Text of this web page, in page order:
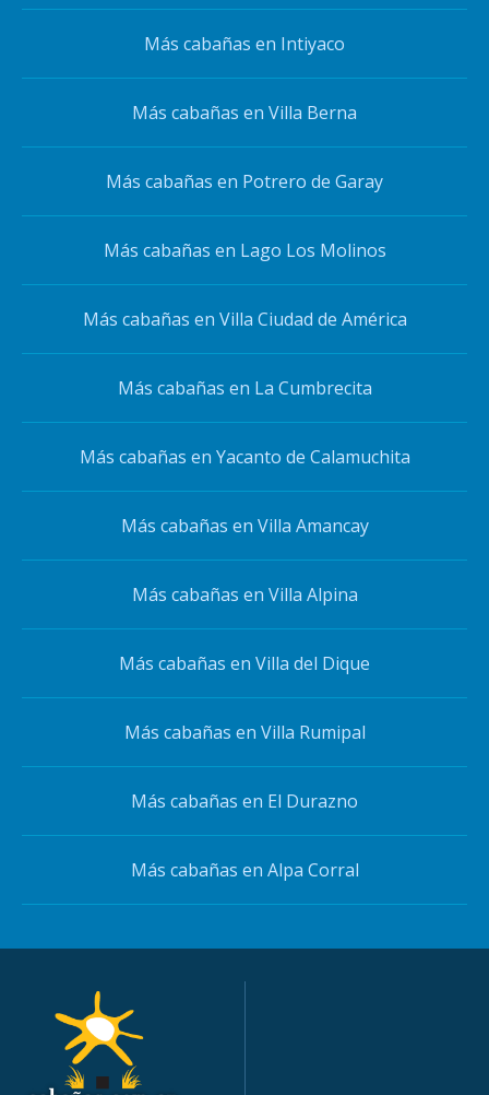
Más cabañas en Intiyaco
Más cabañas en Villa Berna
Más cabañas en Potrero de Garay
Más cabañas en Lago Los Molinos
Más cabañas en Villa Ciudad de América
Más cabañas en La Cumbrecita
Más cabañas en Yacanto de Calamuchita
Más cabañas en Villa Amancay
Más cabañas en Villa Alpina
Más cabañas en Villa del Dique
Más cabañas en Villa Rumipal
Más cabañas en El Durazno
Más cabañas en Alpa Corral